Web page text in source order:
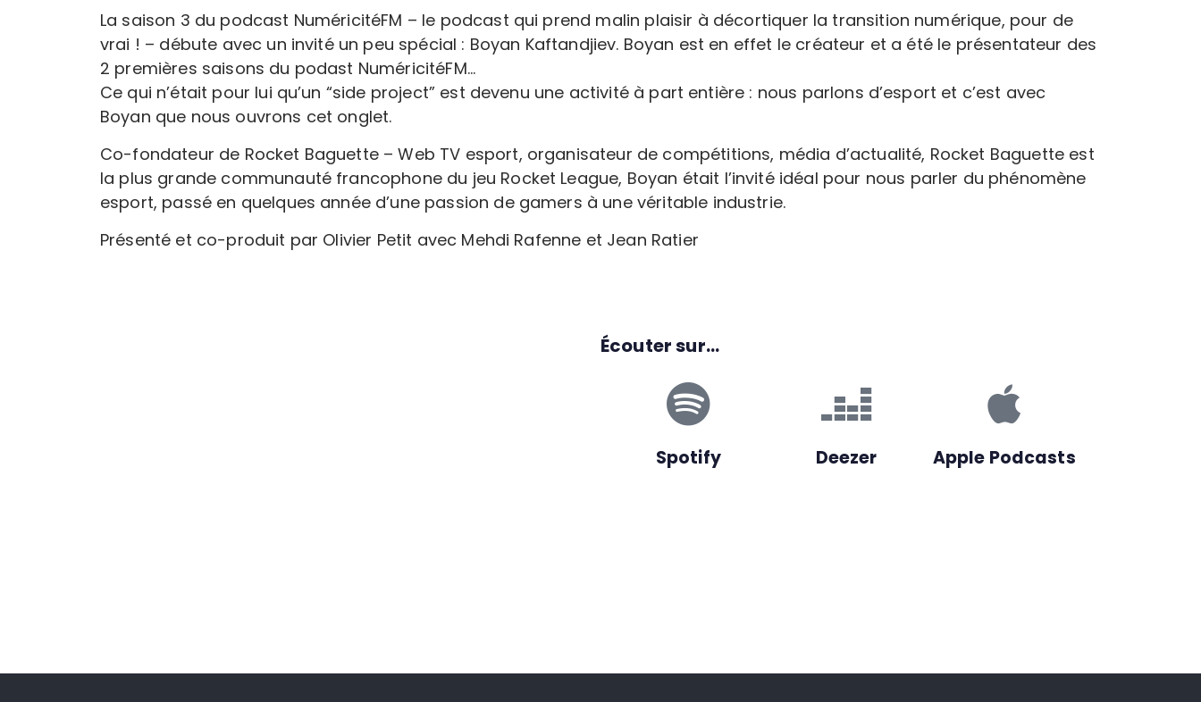
La saison 3 du podcast NuméricitéFM – le podcast qui prend malin plaisir à décortiquer la transition numérique, pour de
vrai ! – débute avec un invité un peu spécial : Boyan Kaftandjiev. Boyan est en effet le créateur et a été le présentateur des
2 premières saisons du podast NuméricitéFM…
Ce qui n’était pour lui qu’un “side project” est devenu une activité à part entière : nous parlons d’esport et c’est avec
Boyan que nous ouvrons cet onglet.
Co-fondateur de Rocket Baguette – Web TV esport, organisateur de compétitions, média d’actualité, Rocket Baguette est
la plus grande communauté francophone du jeu Rocket League, Boyan était l’invité idéal pour nous parler du phénomène
esport, passé en quelques année d’une passion de gamers à une véritable industrie.
Présenté et co-produit par Olivier Petit avec Mehdi Rafenne et Jean Ratier
Écouter sur...
Spotify Deezer Apple Podcasts